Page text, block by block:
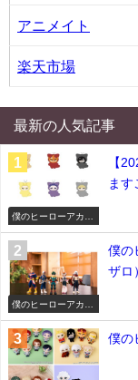
アニメイト
楽天市場
最新の人気記事
僕のヒーローアカデ
ミア
【
ます
僕のヒーローアカデ
ミア
僕の
ザロ
僕の